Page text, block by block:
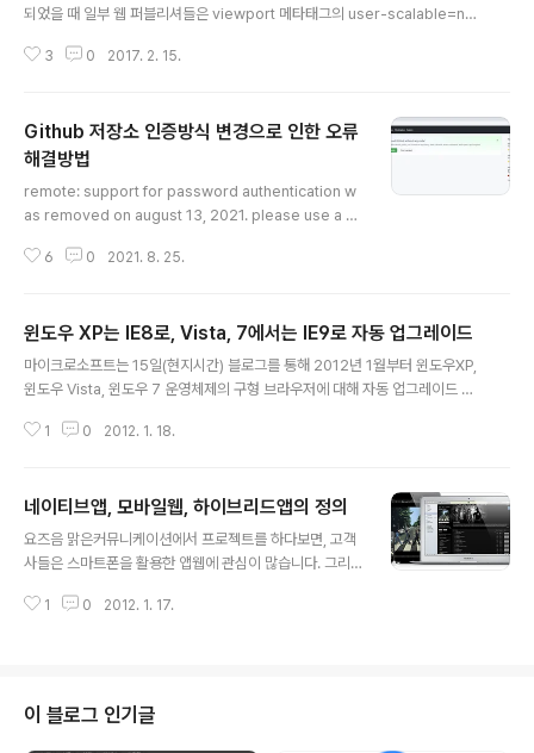
되었을 때 일부 웹 퍼블리셔들은 viewport 메타태그의 user-scalable=no
곧 Stack Overflow에서 이슈화 되기 시작했고, 이미 일부 퍼블리셔들은 JS
able=no 를 의도적으로 사용 중지했습니다. user-scalable=no의 기능을
중지한 이유는 휴대 전화의 가장 분명하고 유용한 제스처 중 하나 인 핀치 투 줌
3 0 2017. 2. 15.
Github 저장소 인증방식 변경으로 인한 오류
해결방법
remote: support for password authentication w
as removed on august 13, 2021. please use a p
ee https://github.blog/2020-12-15-token-authe
s://github.com/저장소 상세 경로/': the requested ur
l returned error: 403 "비밀번호 인증 지원은 2021년
8월 13일에 제거되었습니다. 개인 액세스 토큰을 사용하
6 0 2021. 8. 25.
윈도우 XP는 IE8로, Vista, 7에서는 IE9로 자동 업그레이드
마이크로소프트는 15일(현지시간) 블로그를 통해 2012년 1월부터 윈도우XP,
윈도우 Vista, 윈도우 7 운영체제의 구형 브라우저에 대해 자동 업그레이드 시
해 이루어지며 윈도우 XP에서 IE6,7을 사용하는 PC는 IE8로 업그레이드 되며
드를 원치 않는 사용자는 MS에서 제공하는 별도의 자동 업그레이드 차단 프로
그램을 설치하면 된다. 자동 업그레이드 서비스는 2012년 1월부터 호주, 브라
질을 시작으로 다른나라로 점차 서비스를 확대할 예정이다. 올해로 10돌을 맞
1 0 2012. 1. 18.
네이티브앱, 모바일웹, 하이브리드앱의 정의
요즈음 맑은커뮤니케이션에서 프로젝트를 하다보면, 고객
사들은 스마트폰을 활용한 앱웹에 관심이 많습니다. 그리
통용이 됩니다. 하지만 그 안을 들여다보면 좀더 복잡한 내
실무자들도 모르는 경우가 많습니다. 프로젝트 진행을 위
해서는 이 세가지 방법중에 한가지를 정하고 프로젝트를
1 0 2012. 1. 17.
이 블로그 인기글